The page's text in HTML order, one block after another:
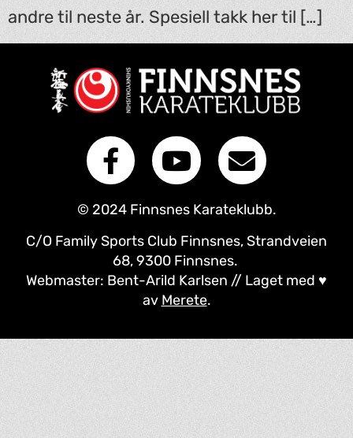
andre til neste år. Spesiell takk her til […]
© 2024 Finnsnes Karateklubb.
C/O Family Sports Club Finnsnes, Strandveien
68, 9300 Finnsnes.
Webmaster: Bent-Arild Karlsen // Laget med ♥
av Merete.